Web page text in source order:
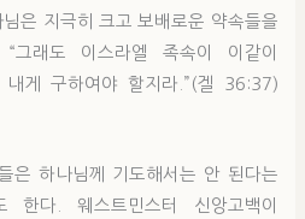
은 지극히 크고 보배로운 약속들을
그래도 이스라엘 족속이 이같이
게 구하여야 할지라.”(겔 36:37)
은 하나님께 기도해서는 안 된다는
한다. 웨스트민스터 신앙고백이